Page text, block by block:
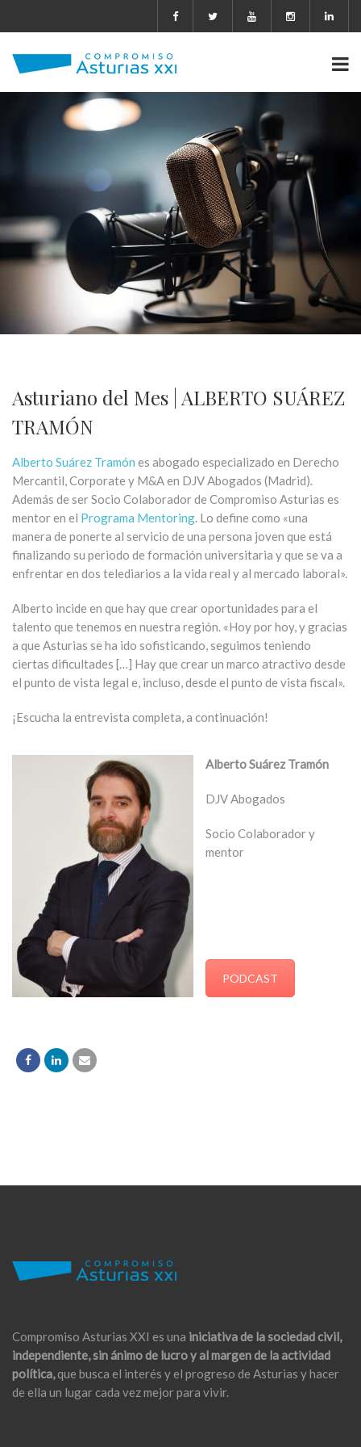
Asturiano del Mes | ALBERTO SUÁREZ
TRAMÓN
Alberto Suárez Tramón es abogado especializado en Derecho
Mercantil, Corporate y M&A en DJV Abogados (Madrid).
Además de ser Socio Colaborador de Compromiso Asturias es
mentor en el Programa Mentoring. Lo define como «una
manera de ponerte al servicio de una persona joven que está
finalizando su periodo de formación universitaria y que se va a
enfrentar en dos telediarios a la vida real y al mercado laboral».
Alberto incide en que hay que crear oportunidades para el
talento que tenemos en nuestra región. «Hoy por hoy, y gracias
a que Asturias se ha ido sofisticando, seguimos teniendo
ciertas dificultades […] Hay que crear un marco atractivo desde
el punto de vista legal e, incluso, desde el punto de vista fiscal».
¡Escucha la entrevista completa, a continuación!
Alberto Suárez Tramón
DJV Abogados
Socio Colaborador y
mentor
PODCAST
Compromiso Asturias XXI es una iniciativa de la sociedad civil,
independiente, sin ánimo de lucro y al margen de la actividad
política,que busca el interés y el progreso de Asturias y hacer
de ella un lugar cada vez mejor para vivir.